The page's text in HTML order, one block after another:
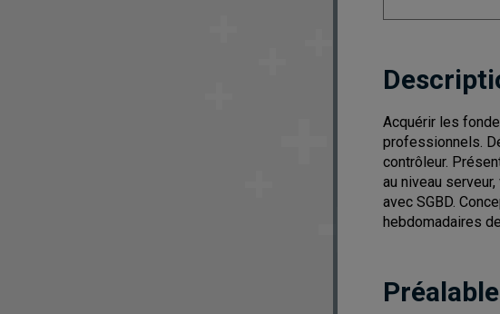
Acquérir les
professionnels.
contrôleur.
au niveau
avec SGBD.
hebdomadaires